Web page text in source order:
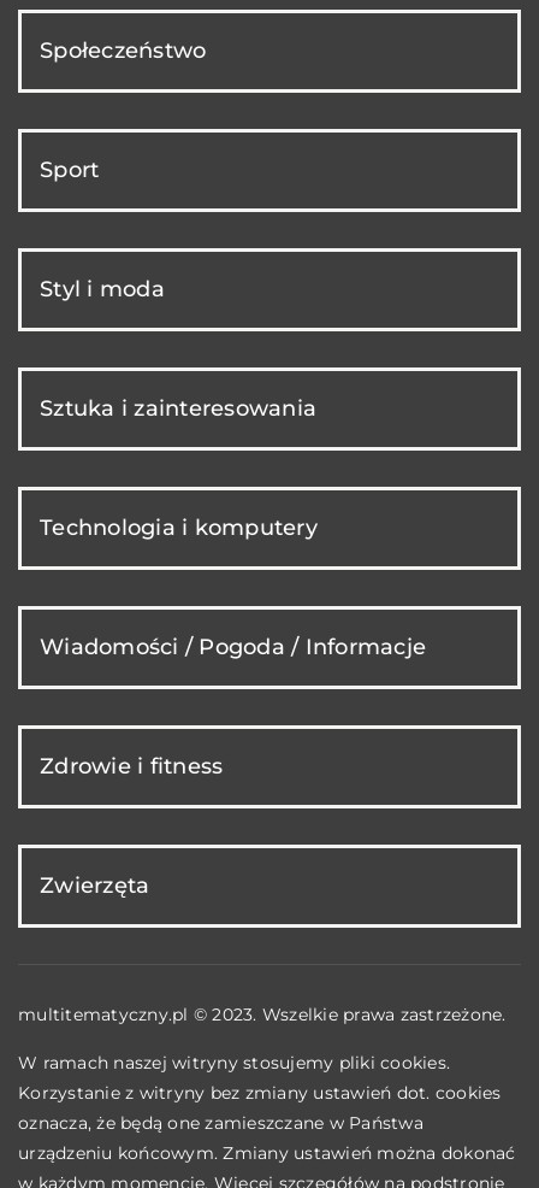
Społeczeństwo
Sport
Styl i moda
Sztuka i zainteresowania
Technologia i komputery
Wiadomości / Pogoda / Informacje
Zdrowie i fitness
Zwierzęta
multitematyczny.pl © 2023. Wszelkie prawa zastrzeżone.
W ramach naszej witryny stosujemy pliki cookies.
Korzystanie z witryny bez zmiany ustawień dot. cookies
oznacza, że będą one zamieszczane w Państwa
urządzeniu końcowym. Zmiany ustawień można dokonać
w każdym momencie. Więcej szczegółów na podstronie